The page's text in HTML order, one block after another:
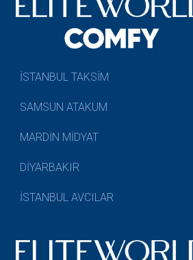
İSTANBUL TAKSİM
SAMSUN ATAKUM
MARDİN MİDYAT
DİYARBAKIR
İSTANBUL AVCILAR